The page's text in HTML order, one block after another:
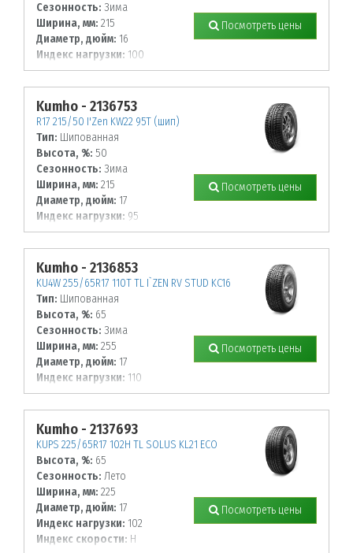
Сезонность: Зима
Ширина, мм: 215
Диаметр, дюйм: 16
Индекс нагрузки: 100
Индекс скорости:R
Посмотреть цены
Kumho - 2136753
R17 215/50 I'Zen KW22 95T (шип)
Тип: Шипованная
Высота, %: 50
Сезонность: Зима
Ширина, мм: 215
Диаметр, дюйм: 17
Индекс нагрузки: 95
Индекс скорости:T
Посмотреть цены
Kumho - 2136853
KU4W 255/65R17 110T TL I`ZEN RV STUD KC16
Тип: Шипованная
Высота, %: 65
Сезонность: Зима
Ширина, мм: 255
Диаметр, дюйм: 17
Индекс нагрузки: 110
Индекс скорости:T
Посмотреть цены
Kumho - 2137693
KUPS 225/65R17 102H TL SOLUS KL21 ECO
Высота, %: 65
Сезонность: Лето
Ширина, мм: 225
Диаметр, дюйм: 17
Индекс нагрузки: 102
Индекс скорости: H
Посмотреть цены